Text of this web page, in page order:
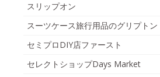
スリップオン
スーツケース旅行用品のグリプトン
セミプロDIY店ファースト
セレクトショップDays Market